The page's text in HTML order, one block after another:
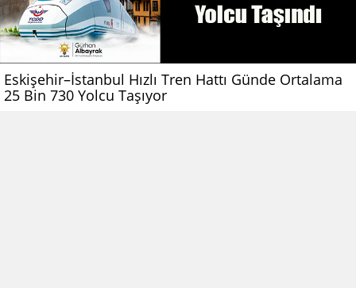
Eskişehir–İstanbul Hızlı Tren Hattı Günde Ortalama
25 Bin 730 Yolcu Taşıyor